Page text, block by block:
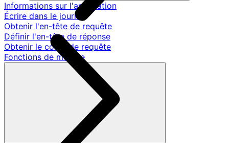
Informations sur l'application
Écrire dans le journal
Obtenir l'en-tête de requête
Définir l'en-tête de réponse
Obtenir le corps de requête
Fonctions de modèle